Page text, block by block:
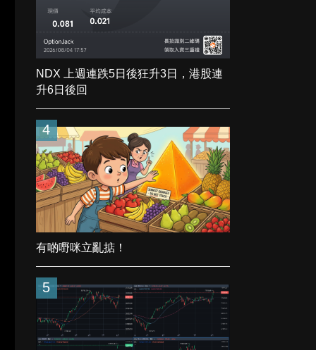
NDX 上週連跌5日後狂升3日，港股連
升6日後回
4
有啲嘢咪立亂掂！
5